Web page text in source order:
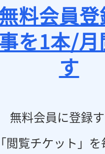
料会員
を1本/
す
無料会員に登録
閲覧チケット」